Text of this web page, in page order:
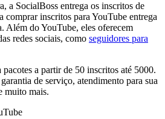
a SocialBoss entrega os inscritos de
comprar inscritos para YouTube entrega
Além do YouTube, eles oferecem
redes sociais, como seguidores para
a partir de 50 inscritos até 5000.
de serviço, atendimento para sua
muito mais.